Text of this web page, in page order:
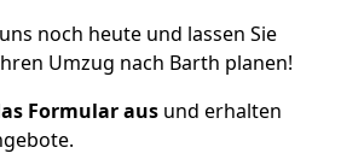
noch heute und lassen Sie
Umzug nach Barth planen!
Formular aus und erhalten